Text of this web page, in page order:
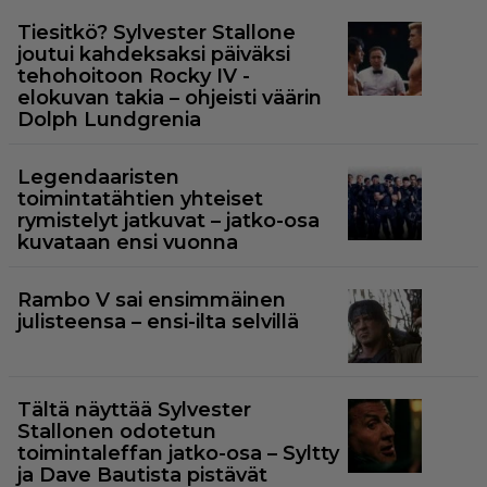
Tiesitkö? Sylvester Stallone
joutui kahdeksaksi päiväksi
tehohoitoon Rocky IV -
elokuvan takia – ohjeisti väärin
Dolph Lundgrenia
Legendaaristen
toimintatähtien yhteiset
rymistelyt jatkuvat – jatko-osa
kuvataan ensi vuonna
Rambo V sai ensimmäinen
julisteensa – ensi-ilta selvillä
Tältä näyttää Sylvester
Stallonen odotetun
toimintaleffan jatko-osa – Syltty
ja Dave Bautista pistävät